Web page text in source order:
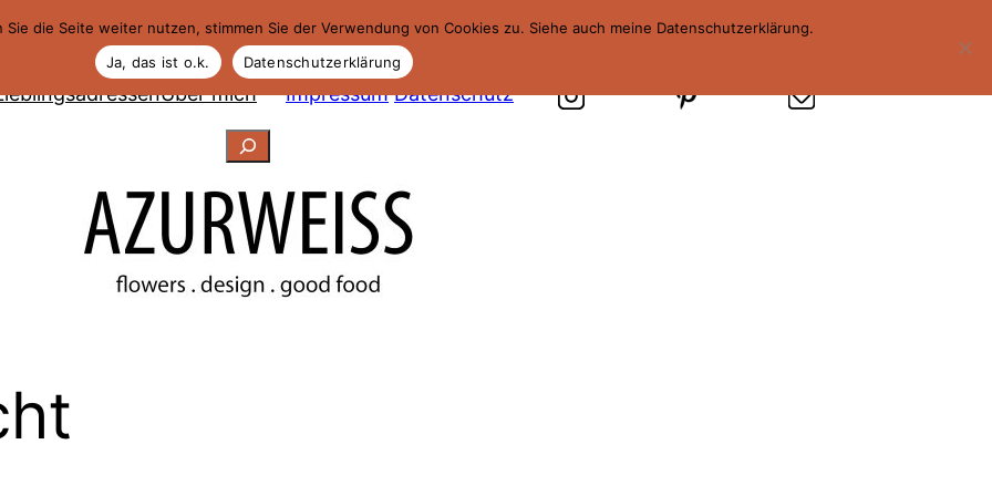
Über mich Impressum Datenschutz
Suchen
die Seite weiter nutzen, stimmen Sie der Verwendung von Cookies zu. Siehe auch meine Datenschutzerklärung.
Ja, das ist o.k.
Datenschutzerklärung